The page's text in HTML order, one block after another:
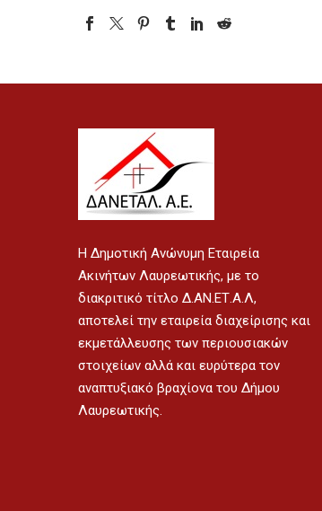
H Δημοτική Ανώνυμη Εταιρεία
Ακινήτων Λαυρεωτικής, με το
διακριτικό τίτλο Δ.ΑΝ.ΕΤ.Α.Λ,
αποτελεί την εταιρεία διαχείρισης και
εκμετάλλευσης των περιουσιακών
στοιχείων αλλά και ευρύτερα τον
αναπτυξιακό βραχίονα του Δήμου
Λαυρεωτικής.